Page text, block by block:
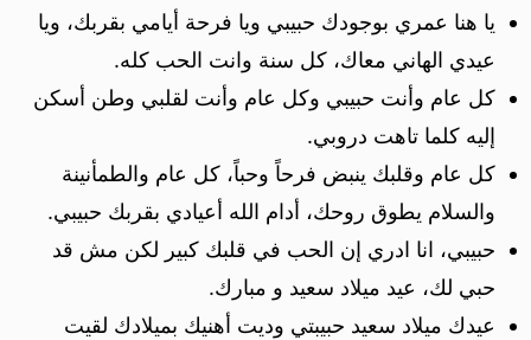
يا هنا عمري بوجودك حبيبي ويا فرحة أيامي بقربك، ويا
عيدي الهاني معاك، كل سنة وانت الحب كله.
كل عام وأنت حبيبي وكل عام وأنت لقلبي وطن أسكن
إليه كلما تاهت دروبي.
كل عام وقلبك ينبض فرحاً وحباً، ‏كل عام والطمأنينة
والسلام يطوق روحك، أدام الله أعيادي بقربك حبيبي.
حبيبي، انا ادري إن الحب في قلبك كبير لكن مش قد
حبي لك، عيد ميلاد سعيد و مبارك.
عيدك ميلاد سعيد حبيبتي وديت أهنيك بميلادك لقيت